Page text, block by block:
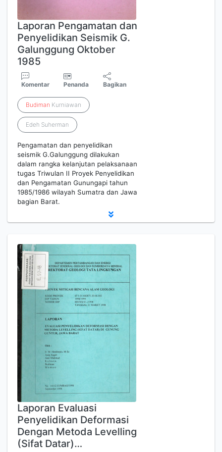
Laporan Pengamatan dan
Penyelidikan Seismik G.
Galunggung Oktober
1985
Komentar Penanda Bagikan
Budiman Kurniawan
Edeh Suherman
Pengamatan dan penyelidikan
seismik G.Galunggung dilakukan
dalam rangka kelanjutan pelaksanaan
tugas Triwulan II Proyek Penyelidikan
dan Pengamatan Gunungapi tahun
1985/1986 wilayah Sumatra dan Jawa
bagian Barat.
Laporan Evaluasi
Penyelidikan Deformasi
Dengan Metoda Levelling
(Sifat Datar)…